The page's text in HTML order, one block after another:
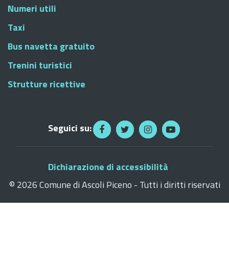
Numeri utili
Taxi
Bus navetta gratuito
Trenini turistici
Strutture ricettive
Seguici su:
Dichiarazione di accessibilità
© 2026 Comune di Ascoli Piceno - Tutti i diritti riservati